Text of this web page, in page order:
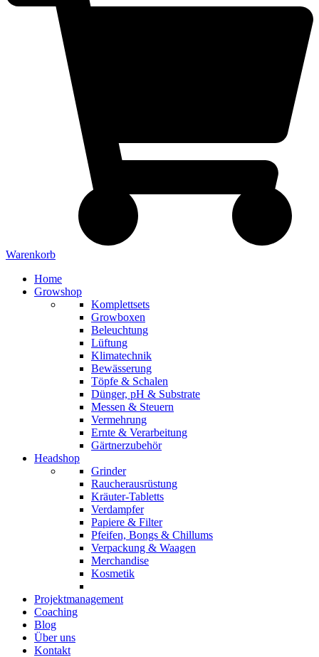
Warenkorb
Home
Growshop
Komplettsets
Growboxen
Beleuchtung
Lüftung
Klimatechnik
Bewässerung
Töpfe & Schalen
Dünger, pH & Substrate
Messen & Steuern
Vermehrung
Ernte & Verarbeitung
Gärtnerzubehör
Headshop
Grinder
Raucherausrüstung
Kräuter-Tabletts
Verdampfer
Papiere & Filter
Pfeifen, Bongs & Chillums
Verpackung & Waagen
Merchandise
Kosmetik
Projektmanagement
Coaching
Blog
Über uns
Kontakt